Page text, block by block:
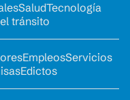
SaludTecnología
tránsito
EmpleosServicios
Edictos